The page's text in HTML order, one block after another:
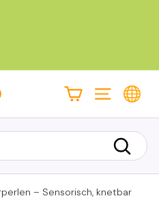
Suchen
– Sensorisch, knetbar